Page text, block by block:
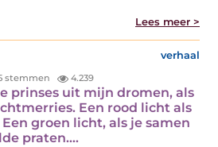
Lees meer >
verhaal
stemmen 4.239
prinses uit mijn dromen, als
Een rood licht als
groen licht, als je samen
praten.…